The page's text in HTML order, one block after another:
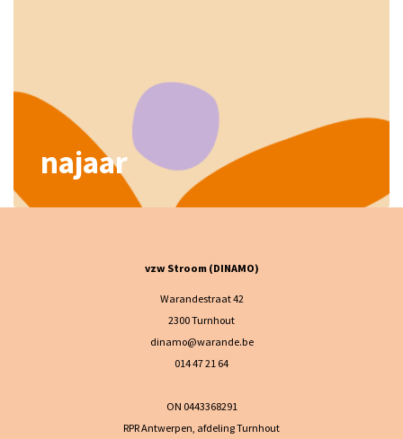
najaar
vzw Stroom (DINAMO)
Warandestraat 42
2300 Turnhout
dinamo@warande.be
014 47 21 64
ON 0443368291
RPR Antwerpen, afdeling Turnhout